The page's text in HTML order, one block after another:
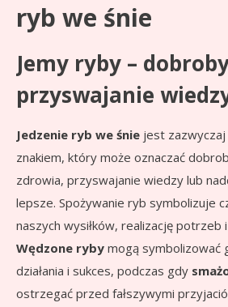
ryb we śnie
Jemy ryby –
przyswajanie
Jedzenie ryb we śnie jest
znakiem, który może oznaczać
zdrowia, przyswajanie wiedzy lub
lepsze. Spożywanie ryb symbolizuje
naszych wysiłków, realizację potrzeb
Wędzone ryby mogą symbolizować
działania i sukces, podczas gdy
ostrzegać przed fałszywymi